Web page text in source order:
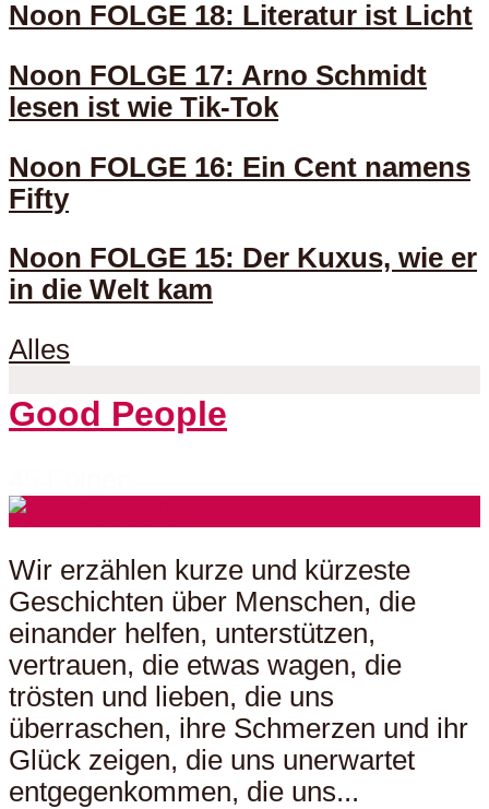
Noon FOLGE 18: Literatur ist Licht
Noon FOLGE 17: Arno Schmidt
lesen ist wie Tik-Tok
Noon FOLGE 16: Ein Cent namens
Fifty
Noon FOLGE 15: Der Kuxus, wie er
in die Welt kam
Alles
Good People
Wir erzählen kurze und kürzeste
Geschichten über Menschen, die
einander helfen, unterstützen,
vertrauen, die etwas wagen, die
trösten und lieben, die uns
überraschen, ihre Schmerzen und ihr
Glück zeigen, die uns unerwartet
entgegenkommen, die uns...